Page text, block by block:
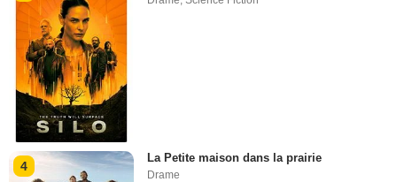
4
La Petite maison dans la prairie
Drame